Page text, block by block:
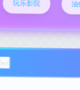
玩乐影院